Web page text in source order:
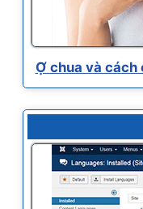
Ợ chua và cách